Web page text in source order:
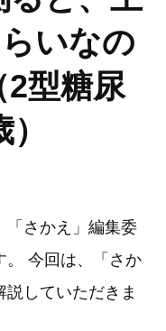
いなの
型糖尿
「さかえ」編集委
。 今回は、「さか
説していただきま